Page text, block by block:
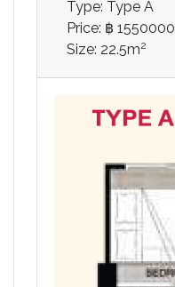
Type: Type A
Price: ฿ 1550000
Size: 22.5m2